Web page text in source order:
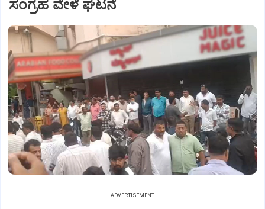
ಸಂಗ್ರಹ ವೇಳೆ ಘಟನೆ
ADVERTISEMENT